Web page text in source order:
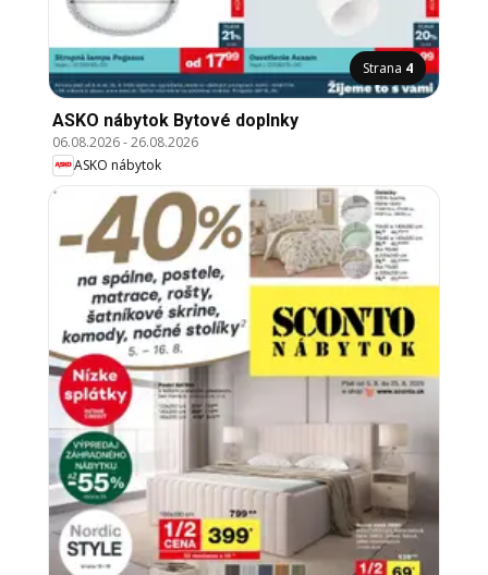
Strana 4
ASKO nábytok Bytové doplnky
06.08.2026-26.08.2026
ASKO nábytok